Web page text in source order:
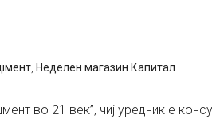
Неделен магазин Капитал
во 21 век”, чиј уредник е